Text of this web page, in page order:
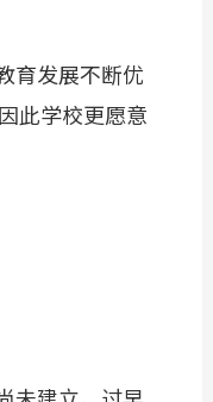
育发展不断优
此学校更愿意